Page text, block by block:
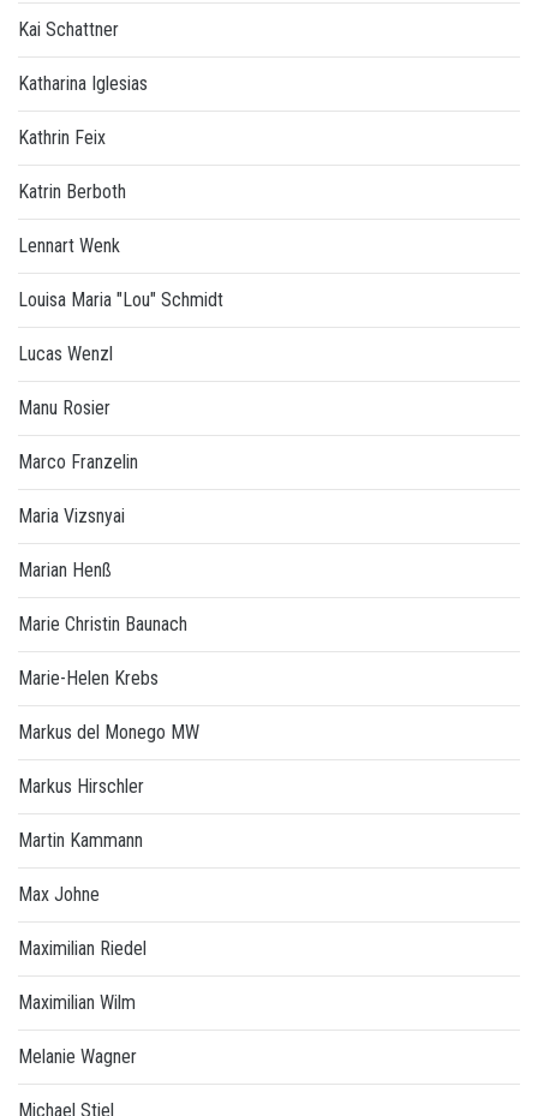
Kai Schattner
Katharina Iglesias
Kathrin Feix
Katrin Berboth
Lennart Wenk
Louisa Maria "Lou" Schmidt
Lucas Wenzl
Manu Rosier
Marco Franzelin
Maria Vizsnyai
Marian Henß
Marie Christin Baunach
Marie-Helen Krebs
Markus del Monego MW
Markus Hirschler
Martin Kammann
Max Johne
Maximilian Riedel
Maximilian Wilm
Melanie Wagner
Michael Stiel